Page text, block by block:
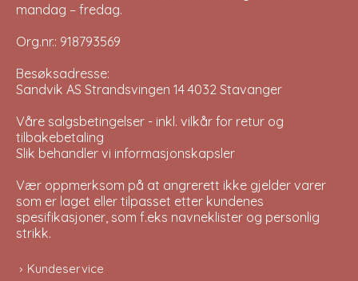
mandag – fredag.
Org.nr.: 918793569
Besøksadresse:
Sandvik AS Strandsvingen 14 4032 Stavanger
Våre salgsbetingelser - inkl. vilkår for retur og
tilbakebetaling
Slik behandler vi informasjonskapsler
Vær oppmerksom på at angrerett ikke gjelder varer
som er laget eller tilpasset etter kundenes
spesifikasjoner, som f.eks navneklister og personlig
strikk.
Kundeservice